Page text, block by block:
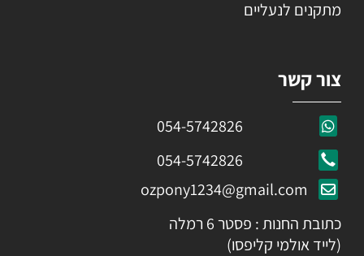
מתקנים לנעליים
צור קשר
054-5742826
054-5742826
ozpony1234@gmail.com
כתובת החנות : פסטר 6 רמלה
(לייד אולמי קליפסו)